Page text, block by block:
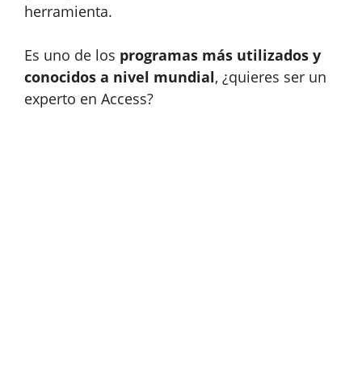
herramienta.
Es uno de los programas más utilizados y
conocidos a nivel mundial, ¿quieres ser un
experto en Access?